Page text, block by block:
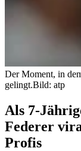
Der Moment, in
gelingt.Bild: atp
Als 7-
Federer
Profis